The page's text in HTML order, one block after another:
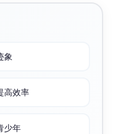
象
高效率
少年